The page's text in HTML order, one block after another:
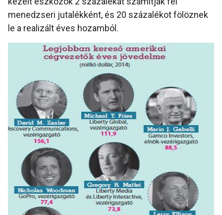
menedzseri jutalékként, és 20 százalékot fölöznek
le a realizált éves hozamból.